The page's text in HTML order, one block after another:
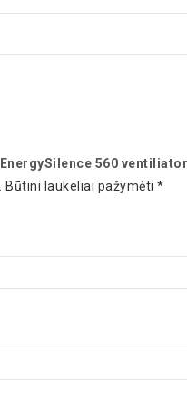
560
Būtini laukeliai pažymėti *